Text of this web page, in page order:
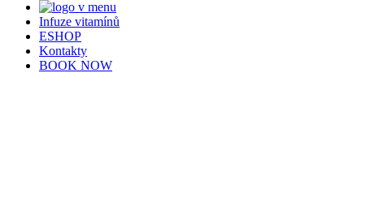
Infuze vitamínů
ESHOP
Kontakty
BOOK NOW